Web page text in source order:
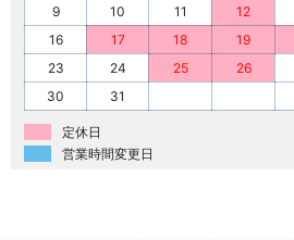
9
10 11 12
16
17 18 19
23
24 25 26
30
31
定休日
営業時間変更日